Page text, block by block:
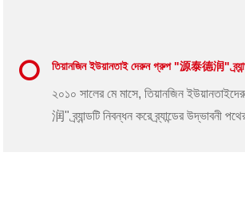
তিয়ানজিন ইউয়ানতাই দেরুন গ্রুপ "源泰德润"
২০১০ সালের মে মাসে, তিয়ানজিন
润" ব্র্যান্ডটি নিবন্ধন করে ব্র্যান্ডের উদ্ভাবনী